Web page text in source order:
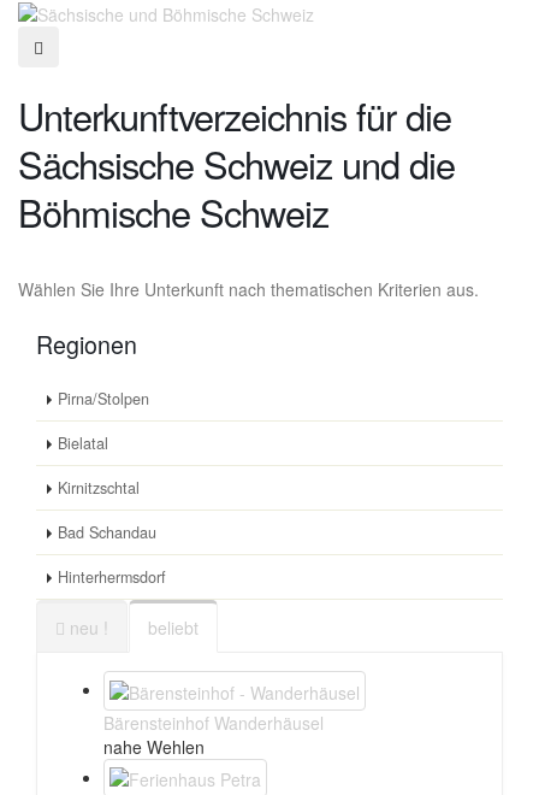
Unterkunftverzeichnis für die
Sächsische Schweiz und die
Böhmische Schweiz
Wählen Sie Ihre Unterkunft nach thematischen Kriterien aus.
Regionen
Pirna/Stolpen
Bielatal
Kirnitzschtal
Bad Schandau
Hinterhermsdorf
neu ! beliebt
Bärensteinhof Wanderhäusel
nahe Wehlen